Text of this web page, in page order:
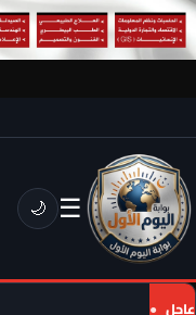
☰
🌙
عاجل